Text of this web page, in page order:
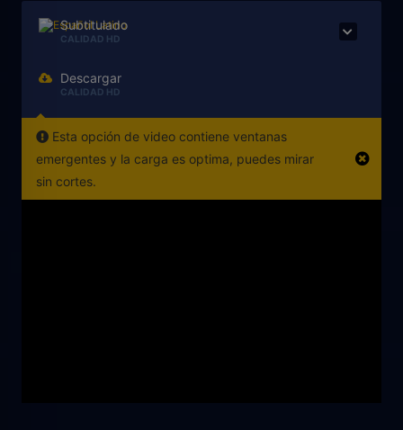
Subtitulado
CALIDAD HD
Descargar
CALIDAD HD
Esta opción de video contiene ventanas
emergentes y la carga es optima, puedes mirar
sin cortes.